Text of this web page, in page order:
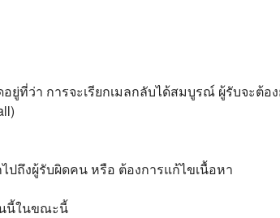
ที่ว่า การจะเรียกเมลกลับได้สมบูรณ์ ผู้รับจะต้อ
ปถึงผู้รับผิดคน หรือ ต้องการแก้ไขเนื้อหา
นนี้ในขณะนี้